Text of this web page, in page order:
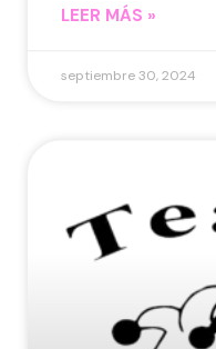
LEER MÁS »
septiembre 30, 2024